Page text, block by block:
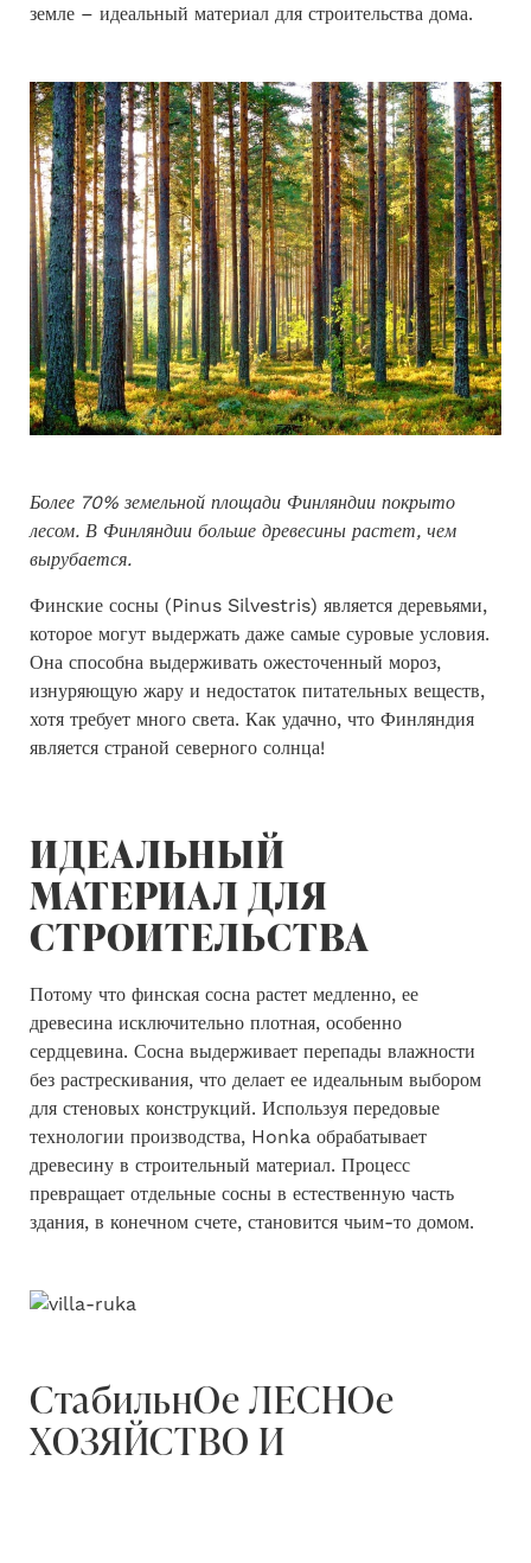
земле – идеальный материал для строительства дома.
Более 70% земельной площади Финляндии покрыто
лесом. В Финляндии больше древесины растет, чем
вырубается.
Финские сосны (Pinus Silvestris) является деревьями,
которое могут выдержать даже самые суровые условия.
Она способна выдерживать ожесточенный мороз,
изнуряющую жару и недостаток питательных веществ,
хотя требует много света. Как удачно, что Финляндия
является страной северного солнца!
ИДЕАЛЬНЫЙ
МАТЕРИАЛ ДЛЯ
СТРОИТЕЛЬСТВА
Потому что финская сосна растет медленно, ее
древесина исключительно плотная, особенно
сердцевина. Сосна выдерживает перепады влажности
без растрескивания, что делает ее идеальным выбором
для стеновых конструкций. Используя передовые
технологии производства, Honka обрабатывает
древесину в строительный материал. Процесс
превращает отдельные сосны в естественную часть
здания, в конечном счете, становится чьим-то домом.
СтабильнОе ЛЕСНОе
ХОЗЯЙСТВО И